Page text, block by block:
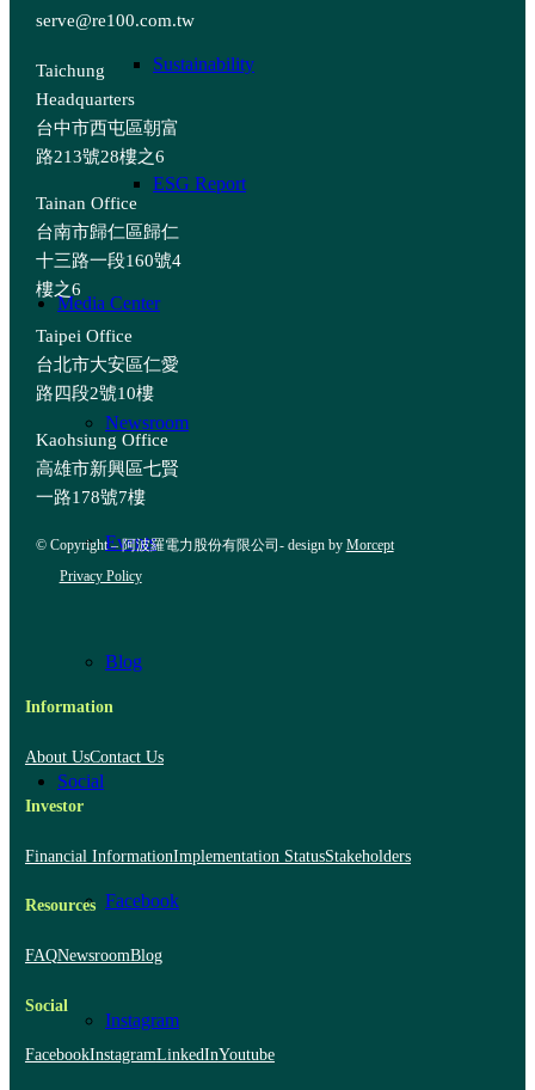
Sustainability
ESG Report
Media Center
Newsroom
Events
Blog
Social
Facebook
Instagram
serve@re100.com.tw
Taichung
Headquarters
台中市西屯區朝富
路213號28樓之6
Tainan Office
台南市歸仁區歸仁
十三路一段160號4
樓之6
Taipei Office
台北市大安區仁愛
路四段2號10樓
Kaohsiung Office
高雄市新興區七賢
一路178號7樓
© Copyright – 阿波羅電力股份有限公司- design by Morcept
Privacy Policy
Information
About UsContact Us
Investor
Financial InformationImplementation StatusStakeholders
Resources
FAQNewsroomBlog
Social
FacebookInstagramLinkedInYoutube